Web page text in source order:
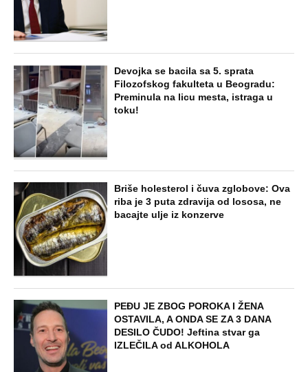
Devojka se bacila sa 5. sprata
Filozofskog fakulteta u Beogradu:
Preminula na licu mesta, istraga u
toku!
Briše holesterol i čuva zglobove: Ova
riba je 3 puta zdravija od lososa, ne
bacajte ulje iz konzerve
PEĐU JE ZBOG POROKA I ŽENA
OSTAVILA, A ONDA SE ZA 3 DANA
DESILO ČUDO! Jeftina stvar ga
IZLEČILA od ALKOHOLA